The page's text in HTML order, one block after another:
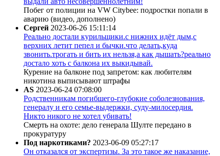
Побег от полиции на VW Citybee: подростки попали в
аварию (видео, дополнено)
Сергей 2023-06-26 15:11:14
Реально достали курильщики.с нижних идёт дым,с
верхних летит пепел и бычки.что делать,куда
звонить.трогать и бить их нельзя,а как дышать?реально
достало хоть с балкона их выкидывай.
Курение на балконе под запретом: как любителям
никотина выписывают штрафы
AS 2023-06-24 07:08:00
Родственникам погибшего-глубокие соболезнования,
генералу и его семье-выдержки, суду-милосердия.
Никто никого не хотел убивать!
Смерть на охоте: дело генерала Шулте передано в
прокуратуру
Под наркотиками? 2023-06-09 05:27:17
Он отказался от экспертизы. За это такое же наказание,